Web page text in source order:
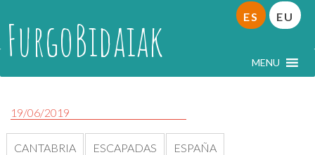
FurgoBidaiak MENU
ES EU
19/06/2019
CANTABRIA ESCAPADAS ESPAÑA